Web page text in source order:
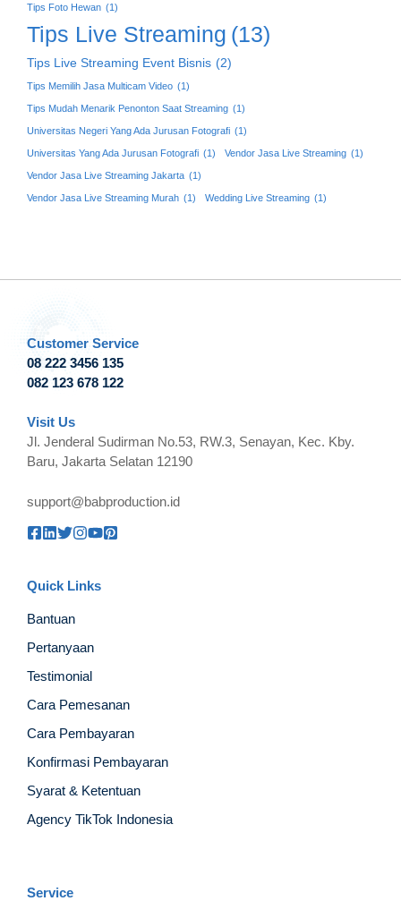
Tips Foto Hewan (1)
Tips Live Streaming (13)
Tips Live Streaming Event Bisnis (2)
Tips Memilih Jasa Multicam Video (1)
Tips Mudah Menarik Penonton Saat Streaming (1)
Universitas Negeri Yang Ada Jurusan Fotografi (1)
Universitas Yang Ada Jurusan Fotografi (1) Vendor Jasa Live Streaming (1)
Vendor Jasa Live Streaming Jakarta (1)
Vendor Jasa Live Streaming Murah (1) Wedding Live Streaming (1)
Customer Service
08 222 3456 135
082 123 678 122
Visit Us
Jl. Jenderal Sudirman No.53, RW.3, Senayan, Kec. Kby.
Baru, Jakarta Selatan 12190
support@babproduction.id
Quick Links
Bantuan
Pertanyaan
Testimonial
Cara Pemesanan
Cara Pembayaran
Konfirmasi Pembayaran
Syarat & Ketentuan
Agency TikTok Indonesia
Service